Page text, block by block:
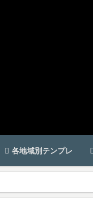
各地域別テンプレ